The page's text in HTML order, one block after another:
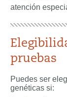
atención
pruebas
Puedes ser
genéticas si: